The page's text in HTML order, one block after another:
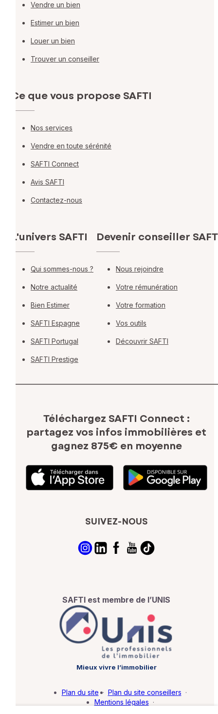
Vendre un bien
Estimer un bien
Louer un bien
Trouver un conseiller
Ce que vous propose SAFTI
Nos services
Vendre en toute sérénité
SAFTI Connect
Avis SAFTI
Contactez-nous
L'univers SAFTI
Qui sommes-nous ?
Notre actualité
Bien Estimer
SAFTI Espagne
SAFTI Portugal
SAFTI Prestige
Devenir conseiller
Nous rejoindre
Votre rémunération
Votre formation
Vos outils
Découvrir SAFTI
Téléchargez SAFTI Connect :
partagez vos infos immobilières et
gagnez 875€ en moyenne
SUIVEZ-NOUS
SAFTI est membre de l’UNIS
Mieux vivre l’immobilier
Plan du site · Plan du site conseillers ·
Mentions légales ·